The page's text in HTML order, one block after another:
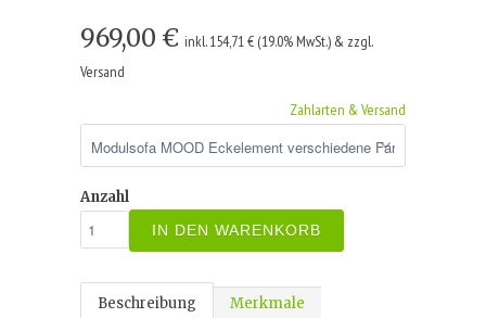
969,00 € inkl. 154,71 € (19.0% MwSt.) & zzgl.
Versand
Zahlarten & Versand
Anzahl
IN DEN WARENKORB
Beschreibung
Merkmale